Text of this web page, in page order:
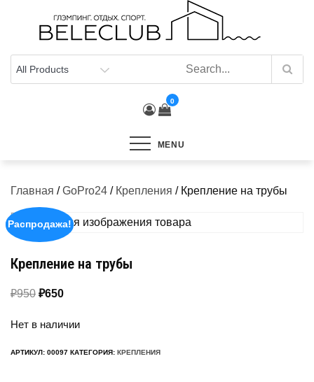
0
MENU
Главная /GoPro24 / Крепления / Крепление на трубы
Распродажа!
Крепление на трубы
₽950 Первоначальная
составляла
₽950.
₽650Текущая
₽650.
Нет в наличии
АРТИКУЛ: 00097 КАТЕГОРИЯ: КРЕПЛЕНИЯ